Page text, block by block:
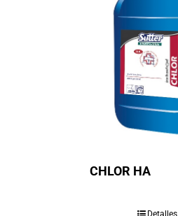
CHLOR HA
Detalles